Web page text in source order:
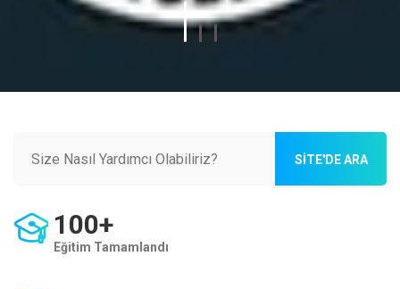
SITE'DE ARA
100+
Eğitim Tamamlandı